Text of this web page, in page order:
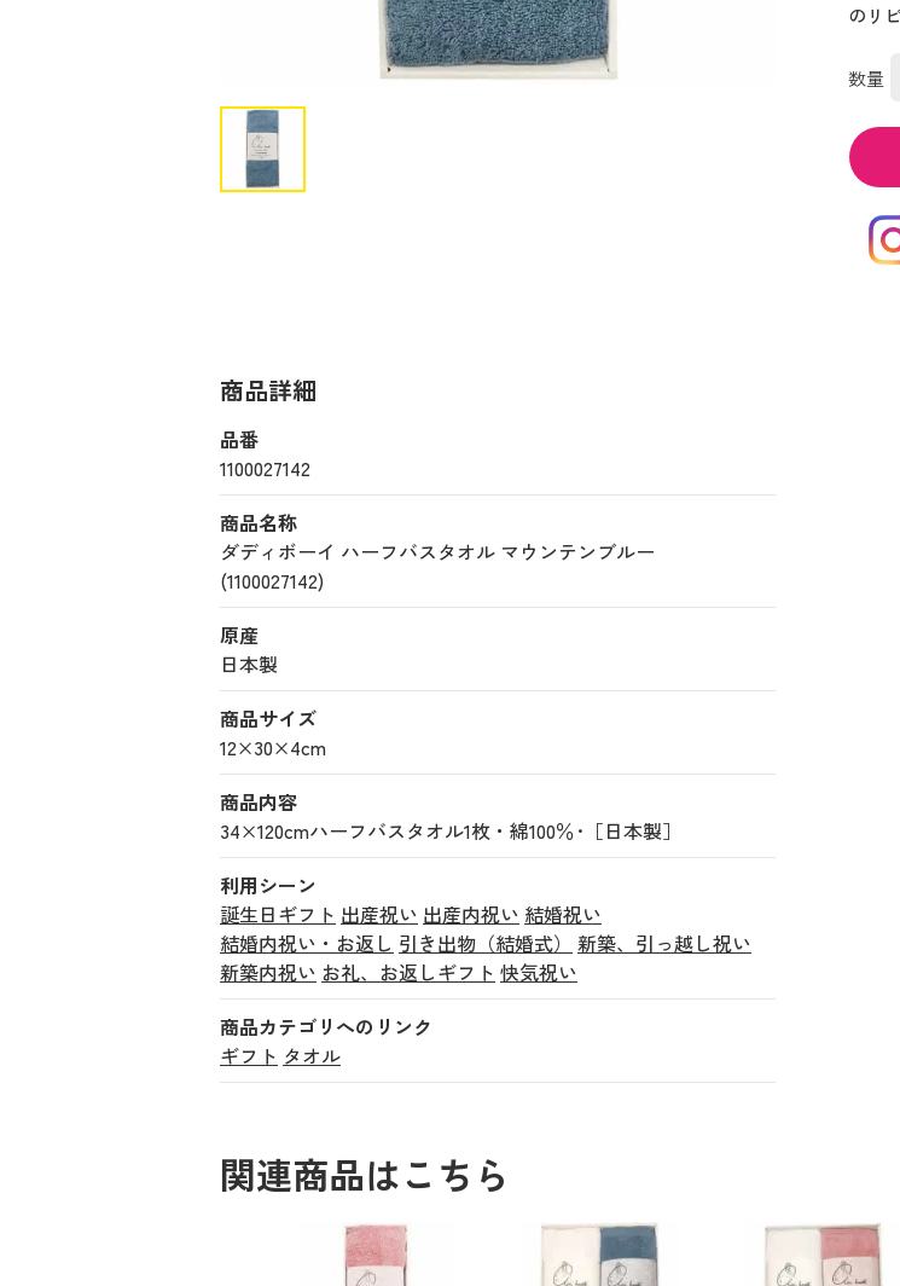
のリ
数量
商品詳細
品番
1100027142
商品名称
ダディボーイ ハーフバスタオル マウンテンブルー
(1100027142)
原産
日本製
商品サイズ
12×30×4cm
商品内容
34×120cmハーフバスタオル1枚・綿100％･［日本製］
利用シーン
誕生日ギフト 出産祝い 出産内祝い 結婚祝い
結婚内祝い・お返し 引き出物（結婚式）
新築、引っ越し祝い
新築内祝い お礼、お返しギフト 快気祝い
商品カテゴリへのリンク
ギフト タオル
関連商品はこちら